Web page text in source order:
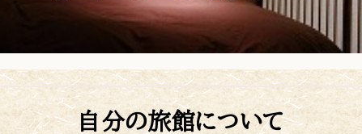
自分の旅館について